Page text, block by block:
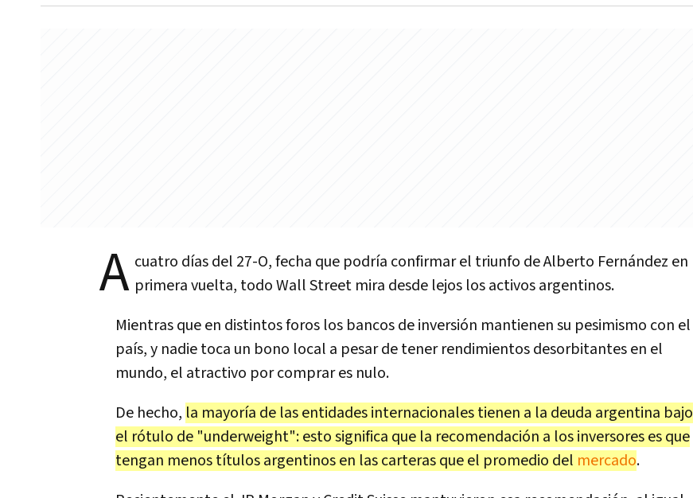
A cuatro días del 27-O, fecha que podría confirmar el triunfo de Alberto Fernández en
primera vuelta, todo Wall Street mira desde lejos los activos argentinos.
Mientras que en distintos foros los bancos de inversión mantienen su pesimismo con el
país, y nadie toca un bono local a pesar de tener rendimientos desorbitantes en el
mundo, el atractivo por comprar es nulo.
De hecho, la mayoría de las entidades internacionales tienen a la deuda argentina bajo
el rótulo de "underweight": esto significa que la recomendación a los inversores es que
tengan menos títulos argentinos en las carteras que el promedio del mercado.